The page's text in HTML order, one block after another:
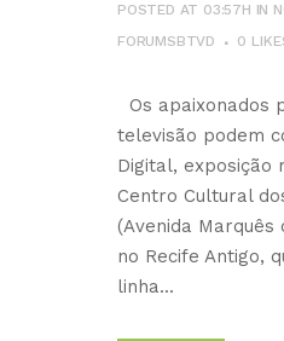
POSTED AT 03:57H IN
FORUMSBTVD
0
Os apaixonados
televisão podem
Digital, exposição
Centro Cultural
(Avenida Marquês
no Recife Antigo,
linha...